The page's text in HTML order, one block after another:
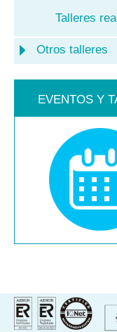
Talleres
Otros talleres
EVENTOS Y